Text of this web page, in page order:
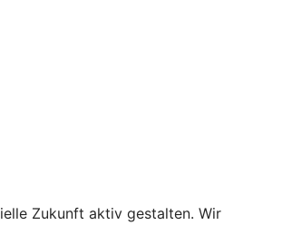
Zukunft aktiv gestalten. Wir